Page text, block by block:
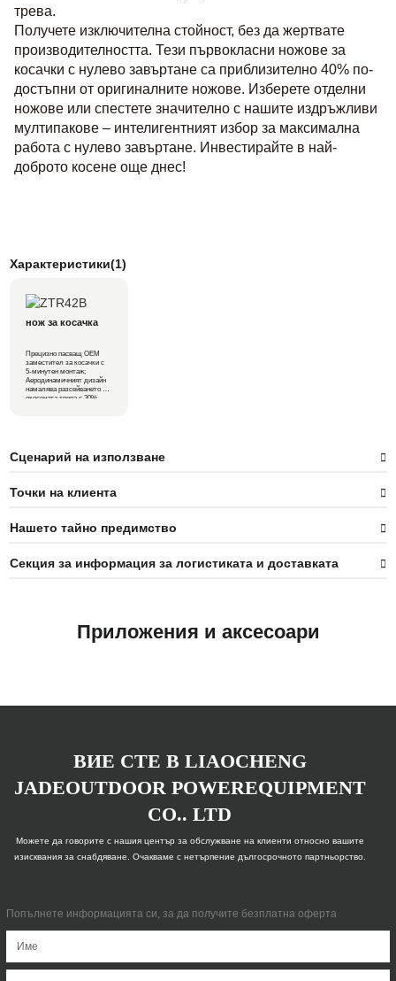
трева.
Получете изключителна стойност, без да жертвате
производителността. Тези първокласни ножове за
косачки с нулево завъртане са приблизително 40% по-
достъпни от оригиналните ножове. Изберете отделни
ножове или спестете значително с нашите издръжливи
мултипакове – интелигентният избор за максимална
работа с нулево завъртане. Инвестирайте в най-
доброто косене още днес!
Характеристики(1)
нож за косачка
Прецизно пасващ OEM
заместител за косачки с
5-минутен монтаж;
Аеродинамичният дизайн
намалява разсейването на
окосената трева с 30%,
Сценарий на използване
Точки на клиента
Нашето тайно предимство
Секция за информация за логистиката и доставката
Приложения и аксесоари
ВИЕ СТЕ В LIAOCHENG
JADEOUTDOOR POWEREQUIPMENT
CO.. LTD
Можете да говорите с нашия център за обслужване на клиенти относно вашите
изисквания за снабдяване. Очакваме с нетърпение дългосрочното партньорство.
Попълнете информацията си, за да получите безплатна оферта